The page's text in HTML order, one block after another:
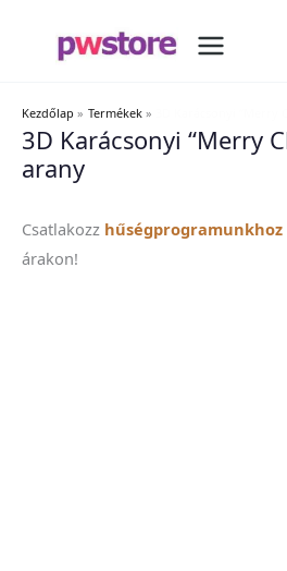
Kezdőlap Termékek
3D Karácsonyi “Merry
arany
Csatlakozz hűségprogramunkhoz
árakon!